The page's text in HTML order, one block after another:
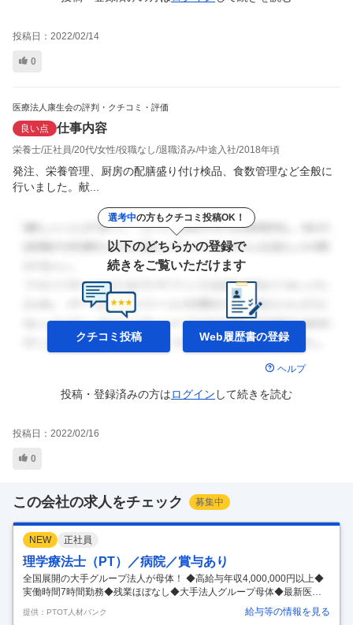
投稿日： 2022/02/14
0
医療法人康生会の評判・クチコミ・評価
良い点 仕事内容
栄養士 正社員 20代 女性 役職なし 退職済み 中途入社 2018年頃
発注、栄養管理、厨房の配膳盛り付け検品、食数管理など全般に
行いました。献...
選考中の方もクチコミ投稿OK！
以下のどちらかの登録で
続きをご覧いただけます
クチコミ投稿 Web履歴書の登録
ヘルプ
投稿・登録済みの方はログイン して続きを読む
投稿日： 2022/02/16
0
この会社の求人をチェック 募集中
NEW 正社員
理学療法士（PT）／病院／賞与あり
全国展開の大手グループ法人が母体！ ◆高給与年収4,000,000円以上◆
実働時間7時間勤務◆残業ほぼなし◆大手法人グループ母体◆最新医療
機器の導入◆教育体制充実◆福利厚生充実◆託児所あり東大阪市 【給
与】 【月給】270,000円ｰ320,000円 [内訳] 基本給:189,000円ｰ224,000円
提供：PTOT人材バンク 給与等の情報を見る